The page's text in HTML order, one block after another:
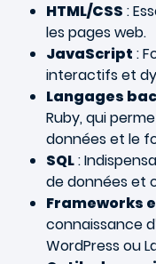
HTML/CSS :
les pages web.
JavaScript :
interactifs et
Langages
Ruby, qui
données et le
SQL:
de données et
Frameworks
connaissance
WordPress ou